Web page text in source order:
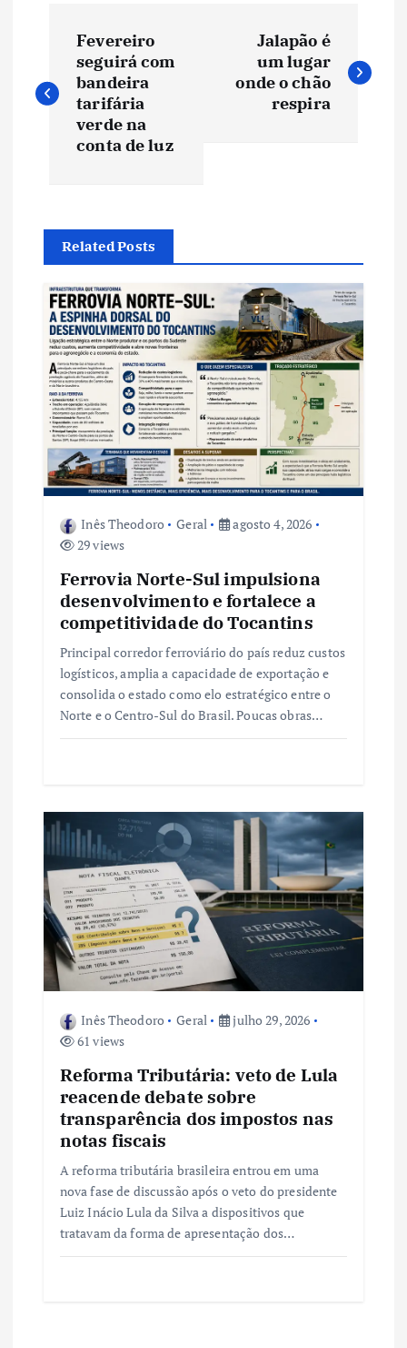
a
v
ç
ã
o
d
e
Fevereiro
seguirá com
bandeira
tarifária
verde na
conta de luz
Jalapão é
um lugar
onde o chão
respira
Related Posts
Inês Theodoro Geral
agosto 4, 2026
29 views
Ferrovia Norte-Sul impulsiona
desenvolvimento e fortalece a
competitividade do Tocantins
Principal corredor ferroviário do país reduz custos
logísticos, amplia a capacidade de exportação e
consolida o estado como elo estratégico entre o
Norte e o Centro-Sul do Brasil. Poucas obras…
Inês Theodoro Geral
julho 29, 2026
61 views
Reforma Tributária: veto de Lula
reacende debate sobre
transparência dos impostos nas
notas fiscais
A reforma tributária brasileira entrou em uma
nova fase de discussão após o veto do presidente
Luiz Inácio Lula da Silva a dispositivos que
tratavam da forma de apresentação dos…